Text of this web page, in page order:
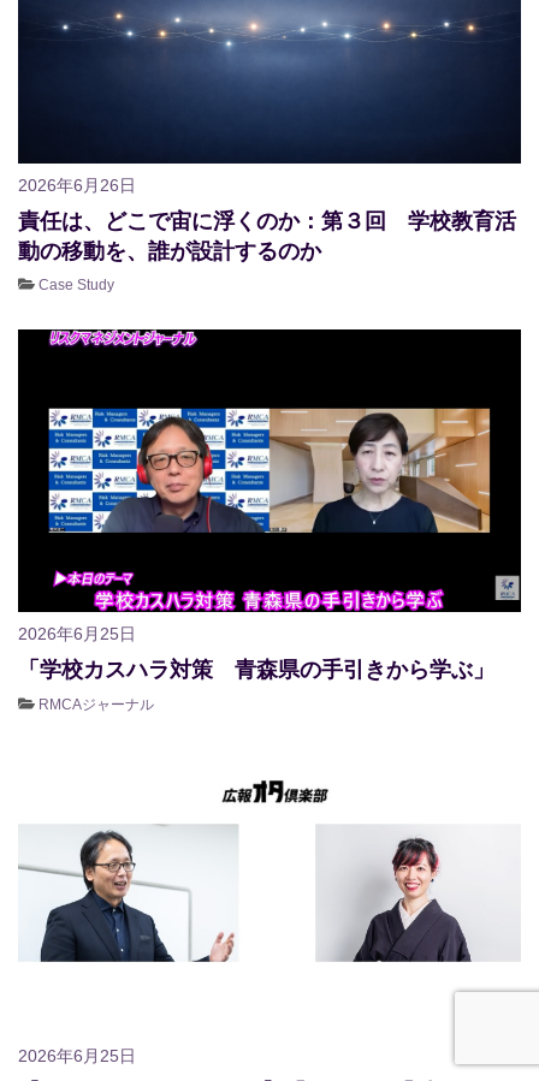
2026年6月26日
責任は、どこで宙に浮くのか：第３回 学校教育活
動の移動を、誰が設計するのか
Case Study
2026年6月25日
「学校カスハラ対策 青森県の手引きから学ぶ」
RMCAジャーナル
2026年6月25日